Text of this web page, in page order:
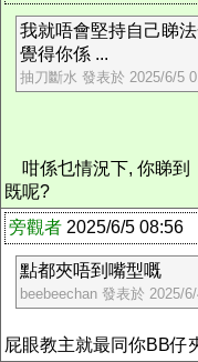
我就唔會堅持自己睇
覺得你係 ...
抽刀斷水 發表於 2025/6/5
咁係乜情況下, 你睇到
既呢?
旁觀者 2025/6/5 08:56
點都夾唔到嘴型嘅
beebeechan 發表於 2025/
屁眼教主就最同你BB仔